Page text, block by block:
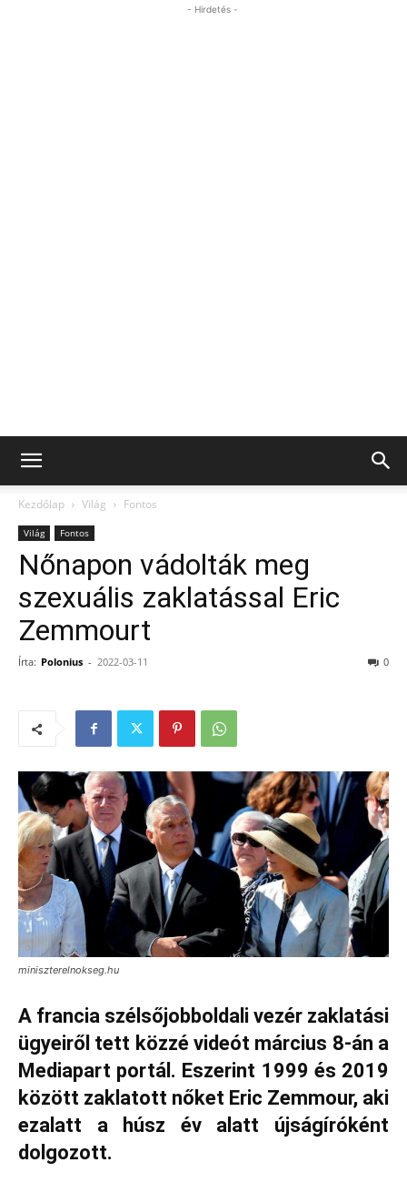
- Hirdetés -
Kezdőlap Világ Fontos
Világ Fontos
Nőnapon vádolták meg
szexuális zaklatással Eric
Zemmourt
Írta: Polonius - 2022-03-11 0
miniszterelnokseg.hu
A francia szélsőjobboldali vezér zaklatási
ügyeiről tett közzé videót március 8-án a
Mediapart portál. Eszerint 1999 és 2019
között zaklatott nőket Eric Zemmour, aki
ezalatt a húsz év alatt újságíróként
dolgozott.